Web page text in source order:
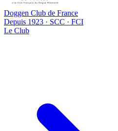
Doggen Club de France
Depuis 1923 · SCC · FCI
Le Club